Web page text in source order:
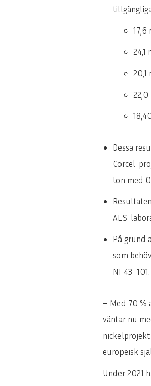
17,6
24,1
20,1
Dessa
Corcel-
ton med
ALS-
På grund
som
NI
– Med 70 %
väntar nu
europeisk
Under 2021